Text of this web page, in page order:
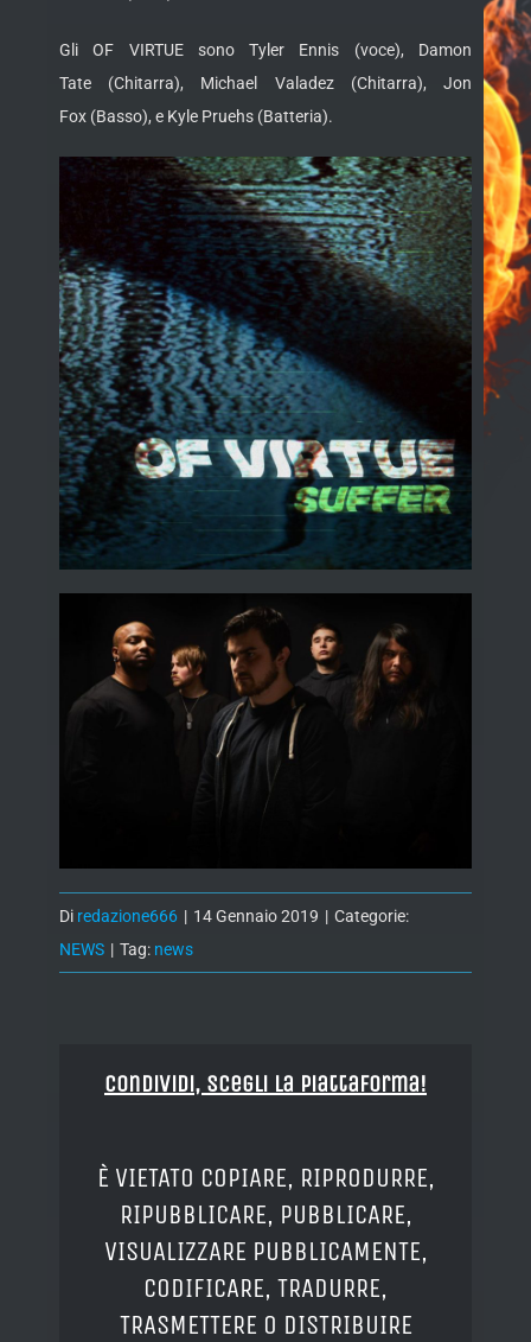
Gli OF VIRTUE sono Tyler Ennis (voce), Damon
Tate (Chitarra), Michael Valadez (Chitarra), Jon
Fox (Basso), e Kyle Pruehs (Batteria).
Di redazione666 | 14 Gennaio 2019 | Categorie:
NEWS | Tag: news
Condividi, Scegli la piattaforma!
È VIETATO COPIARE, RIPRODURRE,
RIPUBBLICARE, PUBBLICARE,
VISUALIZZARE PUBBLICAMENTE,
CODIFICARE, TRADURRE,
TRASMETTERE O DISTRIBUIRE